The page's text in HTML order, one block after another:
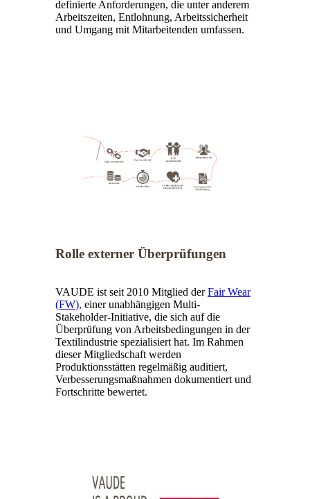
definierte Anforderungen, die unter anderem
Arbeitszeiten, Entlohnung, Arbeitssicherheit
und Umgang mit Mitarbeitenden umfassen.
Rolle externer Überprüfungen
VAUDE ist seit 2010 Mitglied derFair Wear
(FW), einer unabhängigen Multi-
Stakeholder-Initiative, die sich auf die
Überprüfung von Arbeitsbedingungen in der
Textilindustrie spezialisiert hat. Im Rahmen
dieser Mitgliedschaft werden
Produktionsstätten regelmäßig auditiert,
Verbesserungsmaßnahmen dokumentiert und
Fortschritte bewertet.